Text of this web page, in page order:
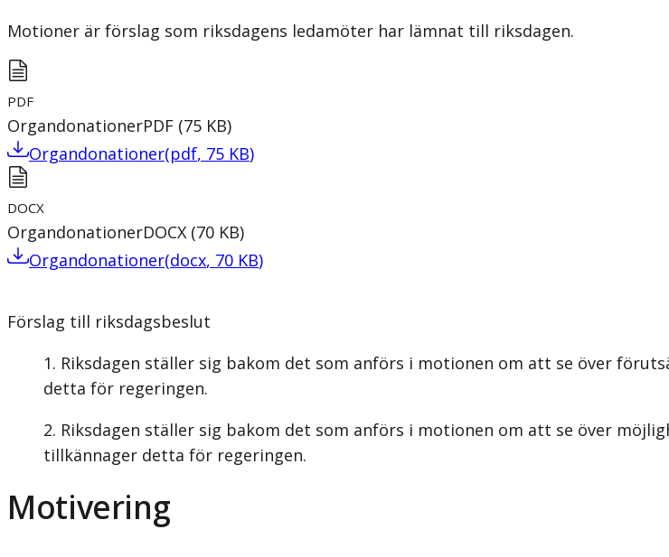
Motioner är förslag som riksdagens ledamöter har lämnat till riksdagen.
PDF
OrgandonationerPDF (75 KB)
Organdonationer(pdf, 75 KB)
DOCX
OrgandonationerDOCX (70 KB)
Organdonationer(docx, 70 KB)
Förslag till riksdagsbeslut
Riksdagen ställer sig bakom det som anförs i motionen om att se över
detta för regeringen.
Riksdagen ställer sig bakom det som anförs i motionen om att se över
tillkännager detta för regeringen.
Motivering